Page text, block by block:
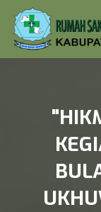
PROFIL
ARTIKEL